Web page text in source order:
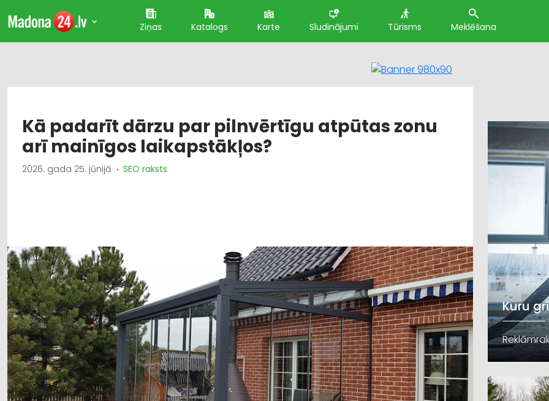
Ziņas Katalogs Karte Sludinājumi Tūrisms Meklēšana
Kā padarīt dārzu par pilnvērtīgu atpūtas zonu
arī mainīgos laikapstākļos?
2026. gada 25. jūnijā SEO raksts
Kuru